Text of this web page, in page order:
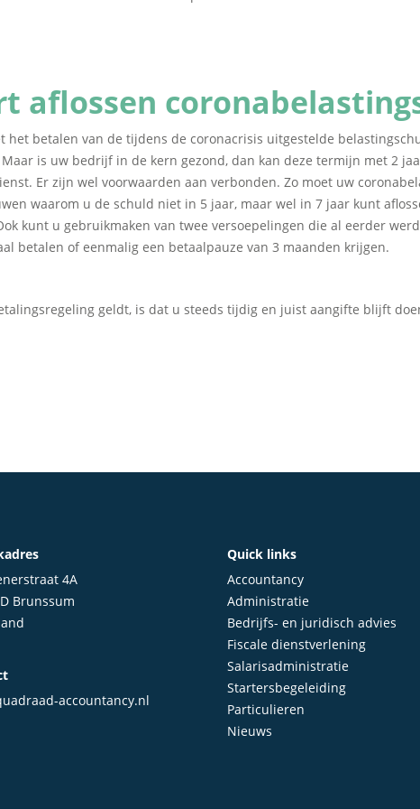
aflossen
het betalen van de tijdens de coronacrisis uitgestelde
is uw bedrijf in de kern gezond, dan kan deze termijn met 2
Er zijn wel voorwaarden aan verbonden. Zo moet uw
waarom u de schuld niet in 5 jaar, maar wel in 7 jaar kunt
kunt u gebruikmaken van twee versoepelingen die al eerder
betalen of eenmalig een betaalpauze van 3 maanden krijgen.
geldt, is dat u steeds tijdig en juist aangifte blijft
4A
Brunssum
accountancy.nl
Quick links
Accountancy
Administratie
Bedrijfs- en juridisch advies
Fiscale dienstverlening
Salarisadministratie
Startersbegeleiding
Particulieren
Nieuws